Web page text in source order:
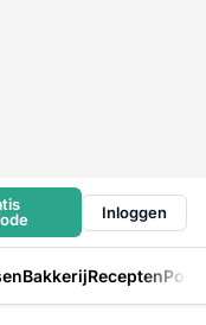
Inloggen
BakkerijRecepten